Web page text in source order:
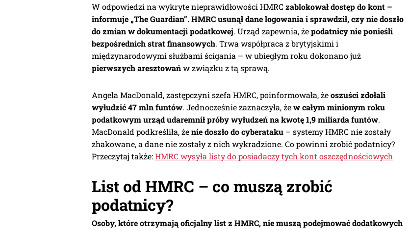
W odpowiedzi na wykryte nieprawidłowości HMRCzablokował dostęp do kont –
informuje „The Guardian”. HMRC usunął dane logowania i sprawdził, czy nie doszło
do zmian w dokumentacji podatkowej. Urząd zapewnia, żepodatnicy nie ponieśli
bezpośrednich strat finansowych. Trwa współpraca z brytyjskimi i
międzynarodowymi służbami ścigania – w ubiegłym roku dokonano już
pierwszych aresztowańw związku z tą sprawą.
Angela MacDonald, zastępczyni szefa HMRC, poinformowała, żeoszuści zdołali
wyłudzić 47 mln funtów. Jednocześnie zaznaczyła, żew całym minionym roku
podatkowym urząd udaremnił próby wyłudzeń na kwotę 1,9 miliarda funtów.
MacDonald podkreśliła, żenie doszło do cyberataku – systemy HMRC nie zostały
zhakowane, a dane nie zostały z nich wykradzione. Co powinni zrobić podatnicy?
Przeczytaj także:HMRC wysyła listy do posiadaczy tych kont oszczędnościowych
List od HMRC – co muszą zrobić
podatnicy?
Osoby, które otrzymają oficjalny list z HMRC, nie muszą podejmować dodatkowych